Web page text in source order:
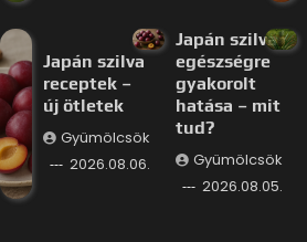
Japán szilva
receptek –
új ötletek
Gyümölcsök
2026.08.06.
Japán szilva
egészségre
gyakorolt
hatása – mit
tud?
Gyümölcsök
2026.08.05.